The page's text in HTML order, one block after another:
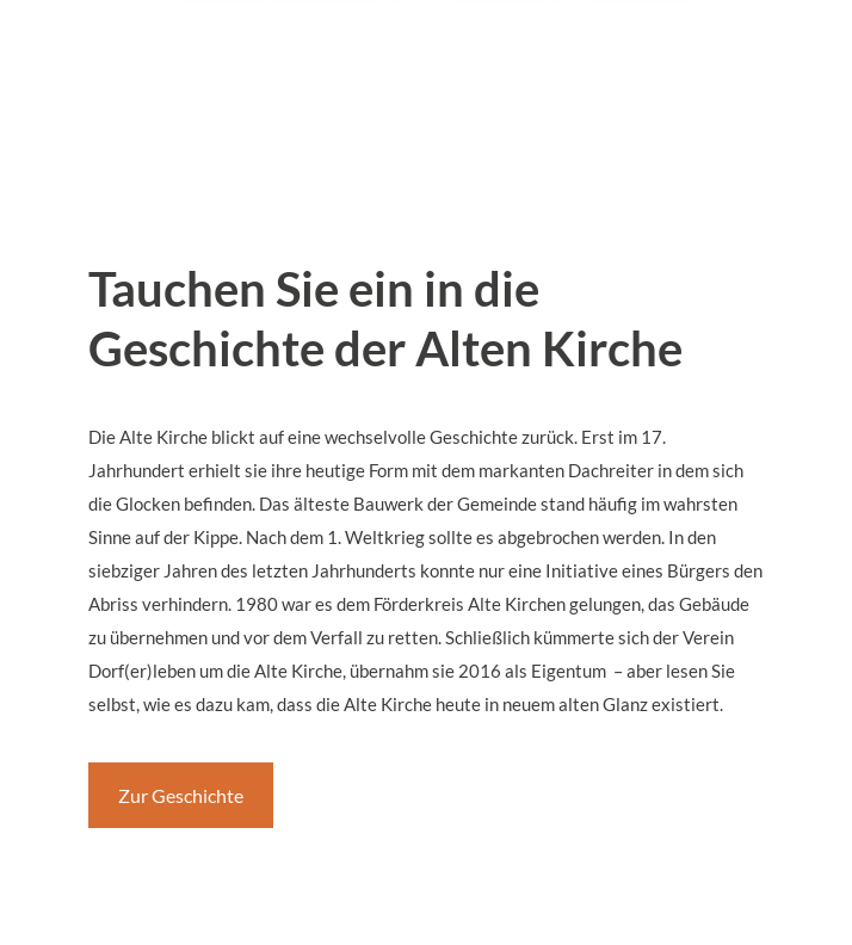
Tauchen Sie ein in die
Geschichte der Alten Kirche
Die Alte Kirche blickt auf eine wechselvolle Geschichte zurück. Erst im 17.
Jahrhundert erhielt sie ihre heutige Form mit dem markanten Dachreiter in dem sich
die Glocken befinden. Das älteste Bauwerk der Gemeinde stand häufig im wahrsten
Sinne auf der Kippe. Nach dem 1. Weltkrieg sollte es abgebrochen werden. In den
siebziger Jahren des letzten Jahrhunderts konnte nur eine Initiative eines Bürgers den
Abriss verhindern. 1980 war es dem Förderkreis Alte Kirchen gelungen, das Gebäude
zu übernehmen und vor dem Verfall zu retten. Schließlich kümmerte sich der Verein
Dorf(er)leben um die Alte Kirche, übernahm sie 2016 als Eigentum – aber lesen Sie
selbst, wie es dazu kam, dass die Alte Kirche heute in neuem alten Glanz existiert.
Zur Geschichte